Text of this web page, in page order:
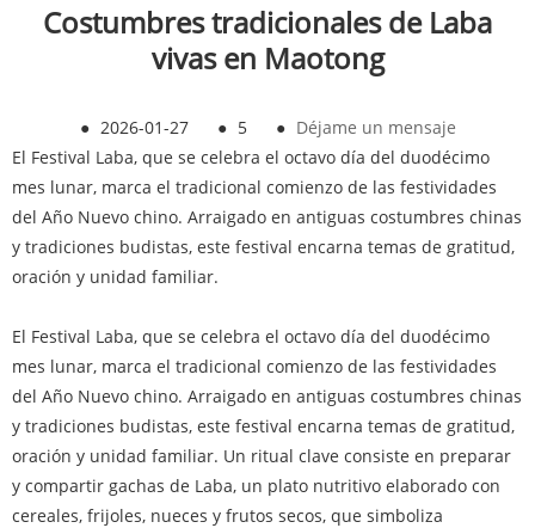
Costumbres tradicionales de Laba
vivas en Maotong
● 2026-01-27 ● 5 ● Déjame un mensaje
El Festival Laba, que se celebra el octavo día del duodécimo
mes lunar, marca el tradicional comienzo de las festividades
del Año Nuevo chino. Arraigado en antiguas costumbres chinas
y tradiciones budistas, este festival encarna temas de gratitud,
oración y unidad familiar.
El Festival Laba, que se celebra el octavo día del duodécimo
mes lunar, marca el tradicional comienzo de las festividades
del Año Nuevo chino. Arraigado en antiguas costumbres chinas
y tradiciones budistas, este festival encarna temas de gratitud,
oración y unidad familiar. Un ritual clave consiste en preparar
y compartir gachas de Laba, un plato nutritivo elaborado con
cereales, frijoles, nueces y frutos secos, que simboliza